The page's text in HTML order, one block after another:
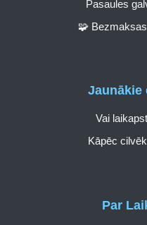
Par
Pasaules
🧩
Jaunākie
Vai
Kāpēc